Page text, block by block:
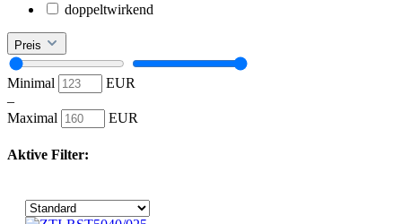
doppeltwirkend
Preis
Minimal
EUR
–
Maximal
EUR
Aktive Filter: